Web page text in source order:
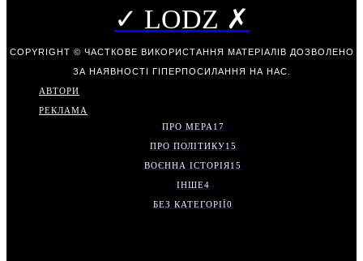
✓ LODZ ✗
COPYRIGHT © ЧАСТКОВЕ ВИКОРИСТАННЯ МАТЕРІАЛІВ ДОЗВОЛЕНО
ЗА НАЯВНОСТІ ГІПЕРПОСИЛАННЯ НА НАС.
АВТОРИ
РЕКЛАМА
ПРО МЕРА 17
ПРО ПОЛІТИКУ15
ВОЄННА ІСТОРІЯ15
ІНШЕ4
БЕЗ КАТЕГОРІЇ0